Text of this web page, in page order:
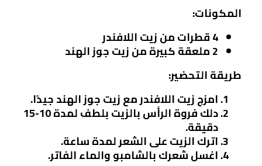
المكونات:
4 قطرات من زيت اللافندر
2 ملعقة كبيرة من زيت جوز الهند
طريقة التحضير:
امزج زيت اللافندر مع زيت جوز الهند جيدًا.
دلك فروة الرأس بالزيت بلطف لمدة 10-15
دقيقة.
اترك الزيت على الشعر لمدة ساعة.
اغسل شعرك بالشامبو والماء الفاتر.